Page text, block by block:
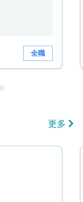
全職
更多